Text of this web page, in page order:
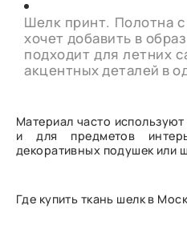
Шелк принт. Полотна
хочет добавить в
подходит для летних
акцентных деталей в
Материал часто
и для предметов
декоративных подушек или
Где купить ткань шелк в